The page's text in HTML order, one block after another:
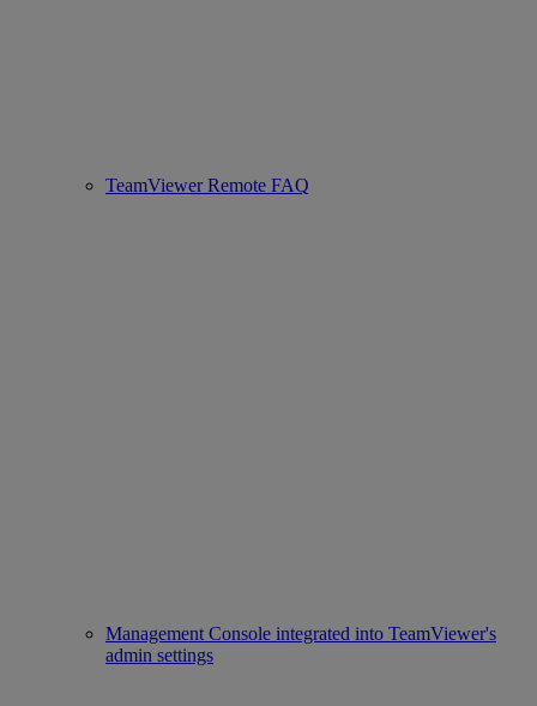
TeamViewer Remote FAQ
Management Console integrated into TeamViewer's
admin settings